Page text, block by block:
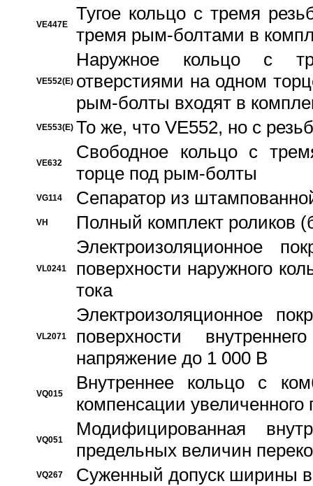
VE447E
Тугое кольцо с тремя
тремя рым-болтами в
VE552(E)
Наружное кольцо с
отверстиями на одном
рым-болты входят в
VE553(E) То же, что VE552, но с
VE632
Свободное кольцо с
торце под рым-болты
VG114 Сепаратор из
VH Полный комплект роликов
VL0241
Электроизоляционное
поверхности наружного
тока
VL2071
Электроизоляционное
поверхности
напряжение до 1 000 В
VQ015
Bнутреннее кольцо с
компенсации увеличенного
VQ051
Модифицированная
предельных величин
VQ267 Суженный допуск ширины